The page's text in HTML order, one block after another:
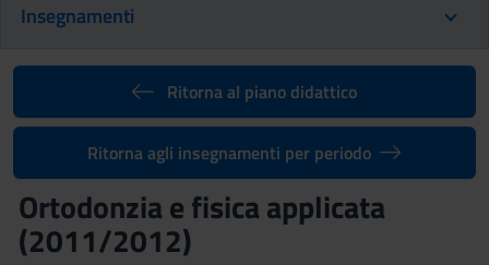
Insegnamenti
Ritorna al piano didattico
Ritorna agli insegnamenti per periodo
Ortodonzia e fisica applicata
(2011/2012)